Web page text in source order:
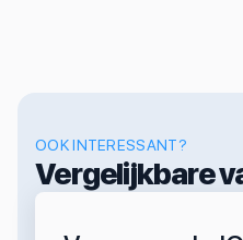
OOK INTERESSANT?
Vergelijkbare